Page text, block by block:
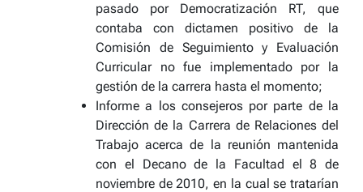
pasado por Democratización RT, que
contaba con dictamen positivo de la
Comisión de Seguimiento y Evaluación
Curricular no fue implementado por la
gestión de la carrera hasta el momento;
Informe a los consejeros por parte de la
Dirección de la Carrera de Relaciones del
Trabajo acerca de la reunión mantenida
con el Decano de la Facultad el 8 de
noviembre de 2010, en la cual se tratarían